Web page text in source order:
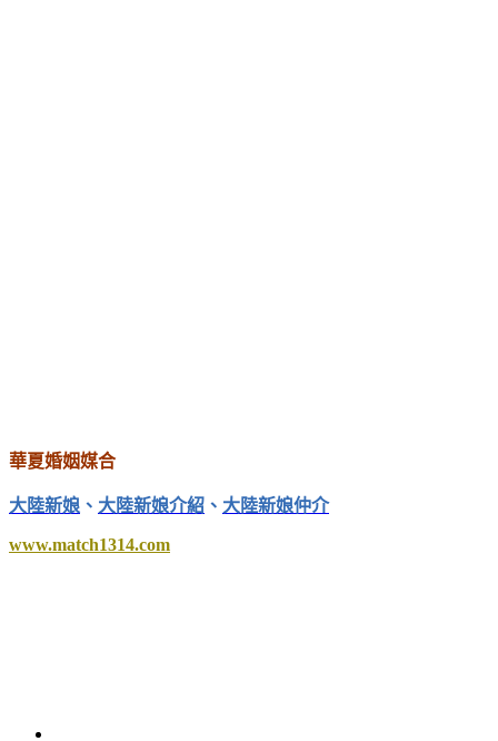
華夏婚姻媒合
大陸新娘 、 大陸新娘介紹 、 大陸新娘仲介
www.match1314.com